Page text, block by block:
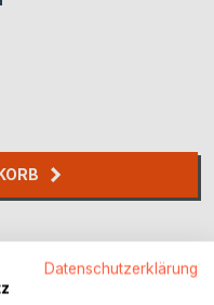
Datenschutzerklärung